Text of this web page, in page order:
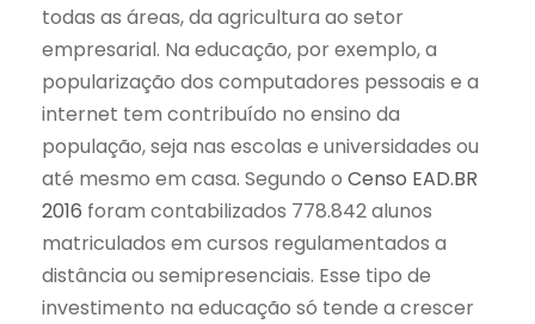
todas as áreas, da agricultura ao setor
empresarial. Na educação, por exemplo, a
popularização dos computadores pessoais e a
internet tem contribuído no ensino da
população, seja nas escolas e universidades ou
até mesmo em casa. Segundo o Censo EAD.BR
2016 foram contabilizados 778.842 alunos
matriculados em cursos regulamentados a
distância ou semipresenciais. Esse tipo de
investimento na educação só tende a crescer